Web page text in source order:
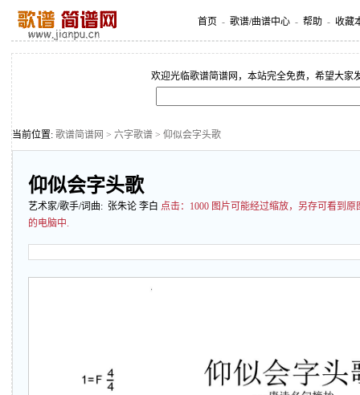
首页 - 歌谱/曲谱中心 - 帮助 - 收藏
欢迎光临歌谱简谱网，本站完全免费，希望大家
当前位置: 歌谱简谱网 > 六字歌谱 > 仰似会字头歌
仰似会字头歌
艺术家/歌手/词曲: 张朱论 李白 点击： 1000 图片可能经过缩放，另存可看到
的电脑中.